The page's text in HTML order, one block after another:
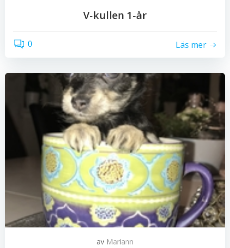
V-kullen 1-år
0 Läs mer
av Mariann